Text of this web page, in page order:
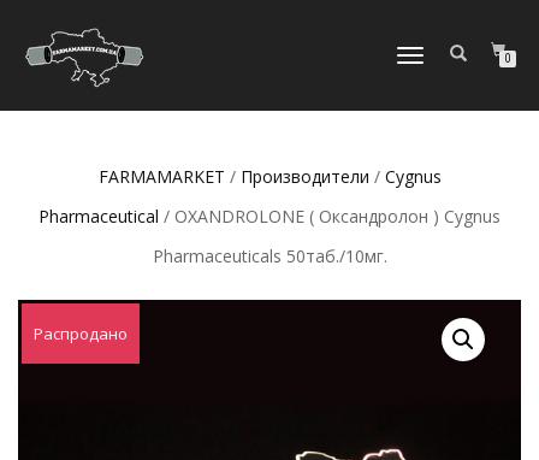
ПЕРЕКЛЮЧИТЬ
0
FARMAMARKET / Производители / Cygnus
Pharmaceutical / OXANDROLONE ( Оксандролон ) Cygnus
Pharmaceuticals 50таб./10мг.
Распродано